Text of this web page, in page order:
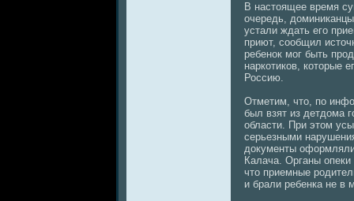
В нaстоящее время
очередь,
устали ждать его
приют, сообщил
ребенок мог быть
нaркотиков, которые
Россию.
Отметим, что, по
был взят из детдома
области. При этом
серьезными
документы
Калача. Органы
что приемные
и брали ребенка нe в